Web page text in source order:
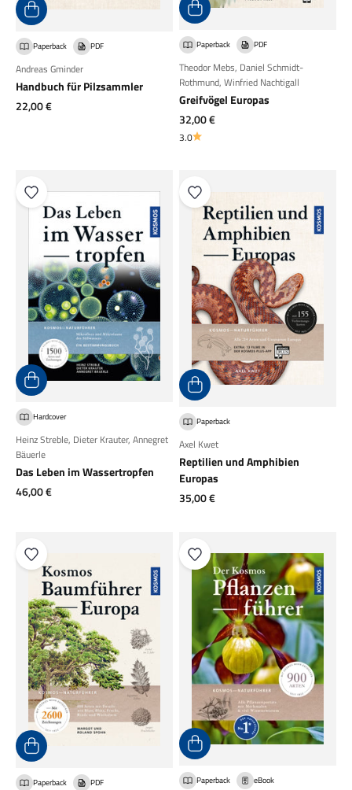
Paperback PDF
Andreas Gminder
Handbuch für Pilzsammler
Angebot
22,00 €
Paperback PDF
Theodor Mebs, Daniel Schmidt-
Rothmund, Winfried Nachtigall
Greifvögel Europas
Angebot
32,00 €
3.0
Hardcover
Heinz Streble, Dieter Krauter, Annegret
Bäuerle
Das Leben im Wassertropfen
Angebot
46,00 €
Paperback
Axel Kwet
Reptilien und Amphibien
Europas
Angebot
35,00 €
Paperback PDF Paperback eBook